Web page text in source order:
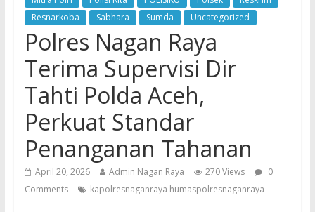
Resnarkoba
Sabhara Sumda Uncategorized
Polres Nagan Raya
Terima Supervisi Dir
Tahti Polda Aceh,
Perkuat Standar
Penanganan Tahanan
April 20, 2026 Admin Nagan Raya 270 Views
0
Comments
kapolresnaganraya humaspolresnaganraya